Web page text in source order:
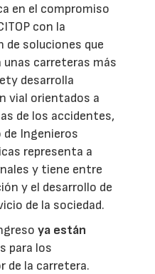
en el compromiso
con la
de soluciones que
carreteras más
desarrolla
vial orientados a
de los accidentes,
de Ingenieros
representa a
y tiene entre
y el desarrollo de
de la sociedad.
ya están
para los
de la carretera.